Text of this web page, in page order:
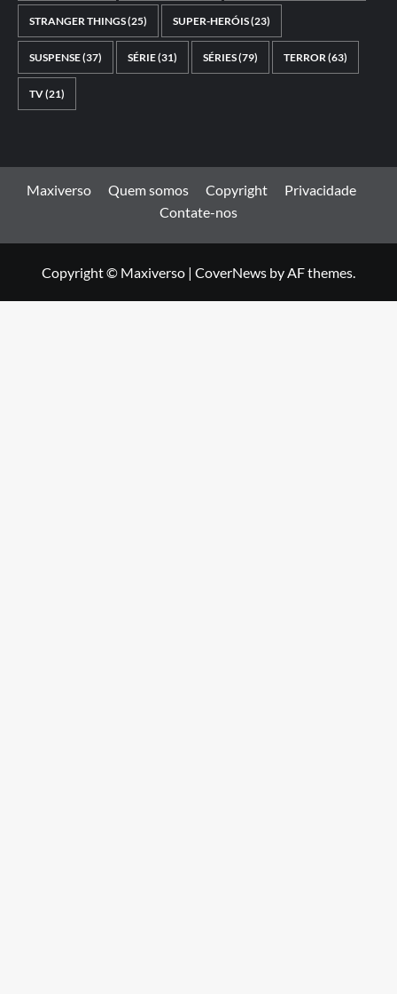
STRANGER THINGS(25) SUPER-HERÓIS(23)
SUSPENSE(37) SÉRIE(31) SÉRIES(79) TERROR(63)
TV(21)
Maxiverso Quem somos Copyright
Privacidade
Contate-nos
Copyright © Maxiverso | CoverNews by AF themes.